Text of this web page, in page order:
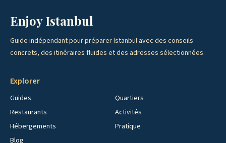
Enjoy Istanbul
Guide indépendant pour préparer Istanbul avec des conseils
concrets, des itinéraires fluides et des adresses sélectionnées.
Explorer
Guides
Quartiers
Restaurants
Activités
Hébergements
Pratique
Blog